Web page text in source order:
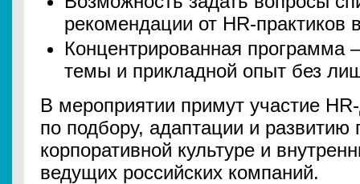
рекомендации от HR-практиков
Концентрированная программа
темы и прикладной опыт без
В мероприятии примут участие
по подбору, адаптации и развитию
корпоративной культуре и
ведущих российских компаний.